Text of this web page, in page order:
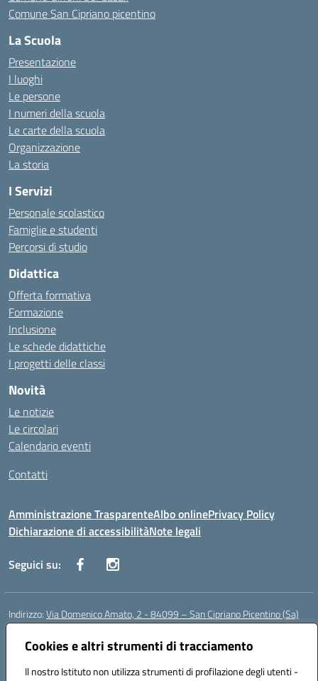
Cookies e altri strumenti di tracciamento
Il nostro Istituto non utilizza strumenti di profilazione degli utenti -
Comune San Cipriano picentino
La Scuola
Presentazione
I luoghi
Le persone
I numeri della scuola
Le carte della scuola
Organizzazione
La storia
I Servizi
Personale scolastico
Famiglie e studenti
Percorsi di studio
Didattica
Offerta formativa
Formazione
Inclusione
Le schede didattiche
I progetti delle classi
Novità
Le notizie
Le circolari
Calendario eventi
Contatti
Amministrazione TrasparenteAlbo onlinePrivacy Policy
Dichiarazione di accessibilitàNote legali
Seguici su:
Indirizzo:Via Domenico Amato, 2 - 84099 – San Cipriano Picentino (Sa)
Centralino:
Posta elettronica certificata (PEC):saic87700c@pec.istruzione.it
Codice fiscale: 95075020651